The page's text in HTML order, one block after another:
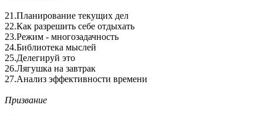
21.Планирование текущих дел
22.Как разрешить себе отдыхать
23.Режим - многозадачность
24.Библиотека мыслей
25.Делегируй это
26.Лягушка на завтрак
27.Анализ эффективности времени
Призвание